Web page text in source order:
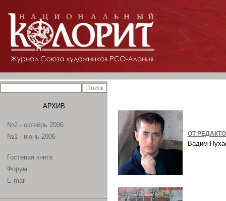
АРХИВ
№2 - октябрь 2006
№1 - июнь 2006
Гостевая книга
Форум
E-mail
ОТ
Вадим